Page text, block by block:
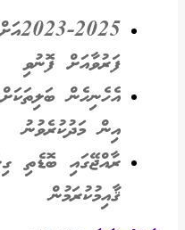
ފަރުވާއަށް ފޮނުވި
އިން މަދުކުރެވުނު
ރާއްޖޭގައި ބޮޑެތި
ޤާއިމުކުރަމުން